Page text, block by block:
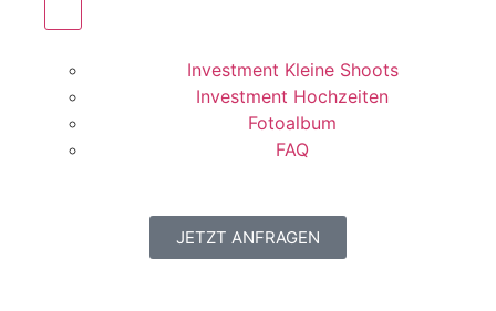
Investment Kleine Shoots
Investment Hochzeiten
Fotoalbum
FAQ
JETZT ANFRAGEN